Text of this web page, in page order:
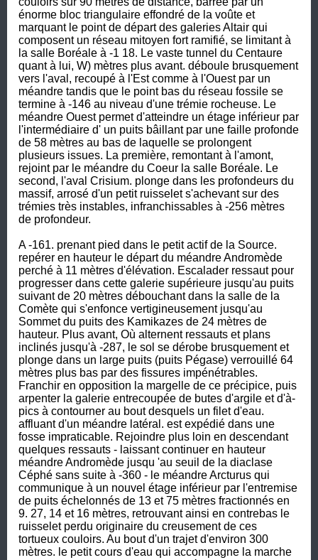
énorme bloc triangulaire effondré de la voûte et
marquant le point de départ des galeries Altair qui
composent un réseau mitoyen fort ramifié, se limitant à
la salle Boréale à -1 18. Le vaste tunnel du Centaure
quant à lui, W) mètres plus avant. déboule brusquement
vers l'aval, recoupé à l'Est comme à l'Ouest par un
méandre tandis que le point bas du réseau fossile se
termine à -146 au niveau d'une trémie rocheuse. Le
méandre Ouest permet d'atteindre un étage inférieur par
l'intermédiaire d' un puits bâillant par une faille profonde
de 58 mètres au bas de laquelle se prolongent
plusieurs issues. La première, remontant à l'amont,
rejoint par le méandre du Coeur la salle Boréale. Le
second, l'aval Crisium. plonge dans les profondeurs du
massif, arrosé d'un petit ruisselet s'achevant sur des
trémies très instables, infranchissables à -256 mètres
de profondeur.
A -161. prenant pied dans le petit actif de la Source.
repérer en hauteur le départ du méandre Andromède
perché à 11 mètres d'élévation. Escalader ressaut pour
progresser dans cette galerie supérieure jusqu'au puits
suivant de 20 mètres débouchant dans la salle de la
Comète qui s'enfonce vertigineusement jusqu'au
Sommet du puits des Kamikazes de 24 mètres de
hauteur. Plus avant, Où alternent ressauts et plans
inclinés jusqu'à -287, le sol se dérobe brusquement et
plonge dans un large puits (puits Pégase) verrouillé 64
mètres plus bas par des fissures impénétrables.
Franchir en opposition la margelle de ce précipice, puis
arpenter la galerie entrecoupée de butes d'argile et d'à-
pics à contourner au bout desquels un filet d'eau.
affluant d'un méandre latéral. est expédié dans une
fosse impraticable. Rejoindre plus loin en descendant
quelques ressauts - laissant continuer en hauteur
méandre Andromède jusqu 'au seuil de la diaclase
Céphé sans suite à -360 - le méandre Arcturus qui
communique à un nouvel étage inférieur par l'entremise
de puits échelonnés de 13 et 75 mètres fractionnés en
9. 27, 14 et 16 mètres, retrouvant ainsi en contrebas le
ruisselet perdu originaire du creusement de ces
tortueux couloirs. Au bout d'un trajet d'environ 300
mètres. le petit cours d'eau qui accompagne la marche